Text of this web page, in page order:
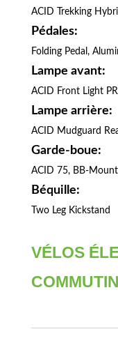
ACID Trekking
Pédales:
Folding Pedal,
Lampe avant:
ACID Front Light
Lampe arrière:
ACID Mudguard
Garde-boue:
ACID 75, BB-Mount
Béquille:
Two Leg Kickstand
VÉLOS